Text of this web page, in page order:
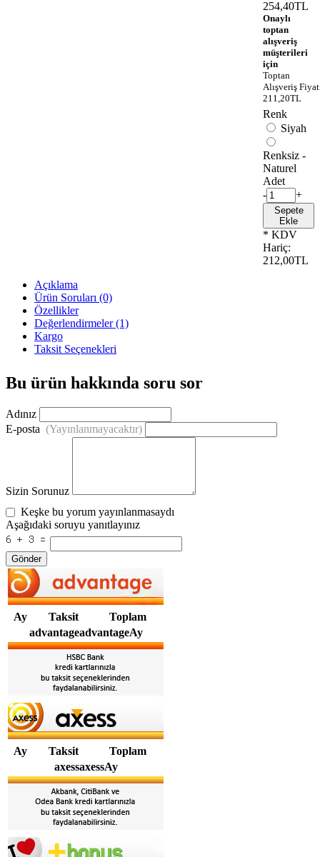
254,40TL
Onaylı
toptan
alışveriş
müşterileri
için
Toptan
Alışveriş
211,20TL
Renk
Siyah
Renksiz -
Naturel
Adet
-
+
Sepete
Ekle
* KDV
Hariç:
212,00TL
Açıklama
Ürün Soruları (0)
Özellikler
Değerlendirmeler (1)
Kargo
Taksit Seçenekleri
Bu ürün hakkında soru sor
Adınız
E-posta (Yayınlanmayacaktır)
Sizin Sorunuz
Keşke bu yorum yayınlanmasaydı
Aşağıdaki soruyu yanıtlayınız
Gönder
Ay Taksit
Toplam
advantageadvantageAy
Ay Taksit
Toplam
axessaxessAy